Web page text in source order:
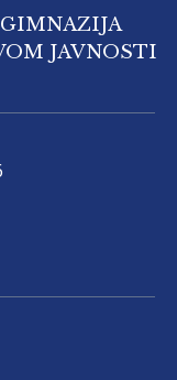
JAVNOSTI